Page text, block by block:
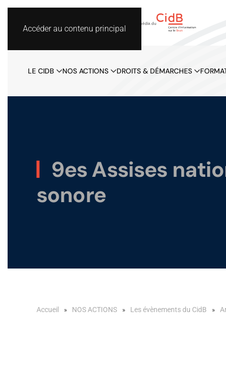
Accéder au contenu principal
LE CIDB NOS ACTIONS DROITS & DÉMARCHES
9es Assises
sonore
Accueil NOS ACTIONS Les évènements du CidB